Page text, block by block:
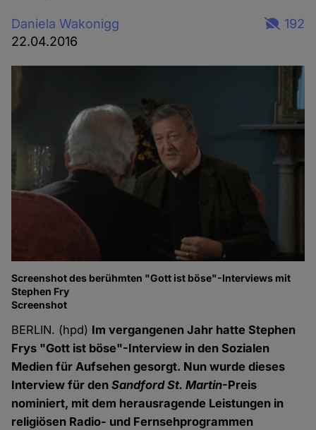
Daniela Wakonigg
22.04.2016
192
Screenshot des berühmten "Gott ist böse"-Interviews mit
Stephen Fry
Screenshot
BERLIN. (hpd) Im vergangenen Jahr hatte Stephen
Frys "Gott ist böse"-Interview in den Sozialen
Medien für Aufsehen gesorgt. Nun wurde dieses
Interview für denSandford St. Martin-Preis
nominiert, mit dem herausragende Leistungen in
religiösen Radio- und Fernsehprogrammen